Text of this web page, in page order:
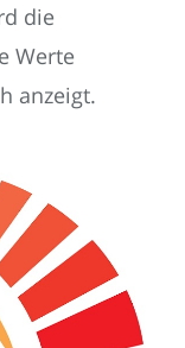
die
Werte
anzeigt.